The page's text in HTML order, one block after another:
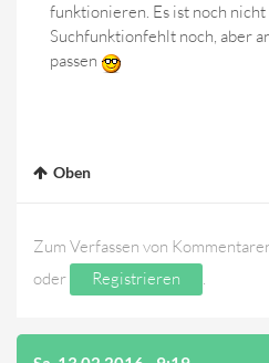
funktionieren. Es ist noch
Suchfunktionfehlt noch, aber
passen
Oben
Zum Verfassen von
oder
Registrieren .